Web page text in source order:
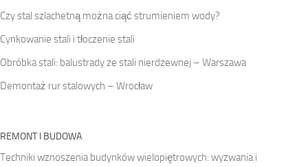
Czy stal szlachetną można ciąć strumieniem wody?
Cynkowanie stali i tłoczenie stali
Obróbka stali: balustrady ze stali nierdzewnej – Warszawa
Demontaż rur stalowych – Wrocław
REMONT I BUDOWA
Techniki wznoszenia budynków wielopiętrowych: wyzwania i